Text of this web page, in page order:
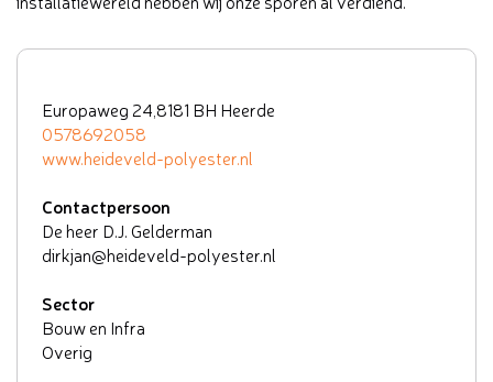
Europaweg 24,8181 BH Heerde
0578692058
www.heideveld-polyester.nl
Contactpersoon
De heer D.J. Gelderman
dirkjan@heideveld-polyester.nl
Sector
Bouw en Infra
Overig